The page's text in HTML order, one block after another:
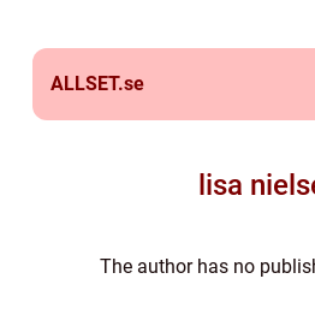
ALLSET.se
lisa
The author has no